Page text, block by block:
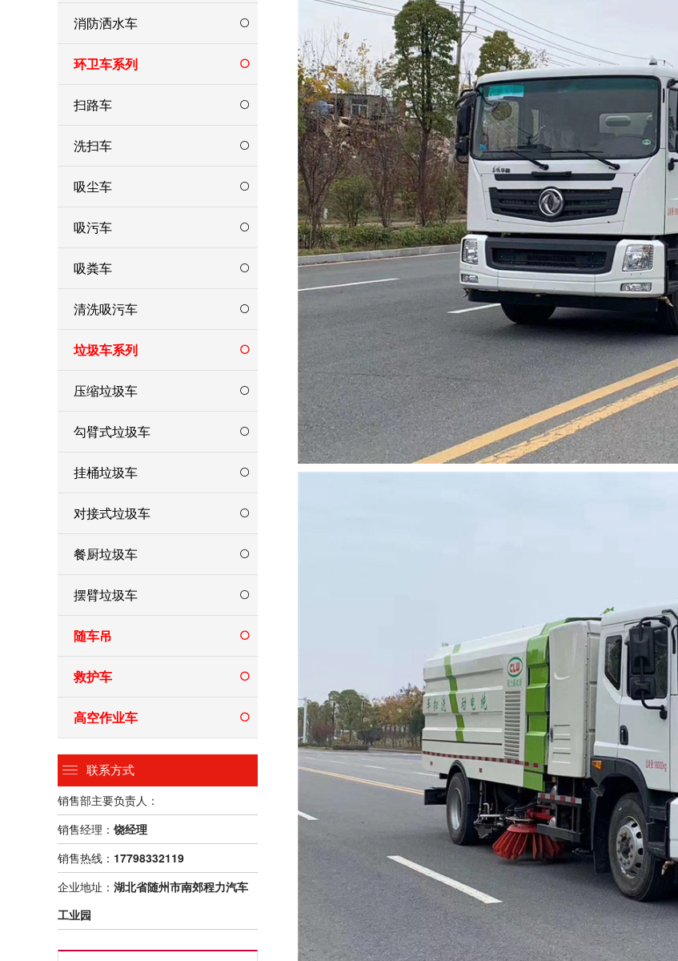
消防洒水车
环卫车系列
扫路车
洗扫车
吸尘车
吸污车
吸粪车
清洗吸污车
垃圾车系列
压缩垃圾车
勾臂式垃圾车
挂桶垃圾车
对接式垃圾车
餐厨垃圾车
摆臂垃圾车
随车吊
救护车
高空作业车
联系方式
销售部主要负责人：
销售经理： 饶经理
销售热线： 17798332119
企业地址： 湖北省随州市南郊程力汽车
工业园